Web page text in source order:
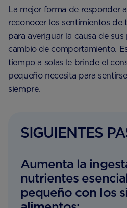
La mejor forma de responder
reconocer los sentimientos de
para averiguar la causa de
cambio de comportamiento.
tiempo a solas le brinde el
pequeño necesita para
siempre.
SIGUIENTES
Aumenta la
nutrientes
pequeño con los